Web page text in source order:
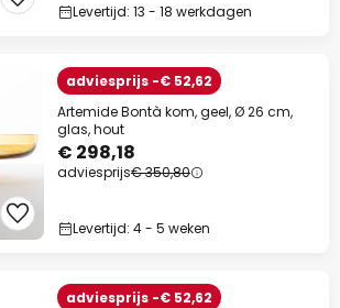
Levertijd: 13 - 18 werkdagen
adviesprijs -€ 52,62
Artemide Bontà kom, geel, Ø 26 cm,
glas, hout
€ 298,18
adviesprijs€ 350,80
Levertijd: 4 - 5 weken
adviesprijs -€ 52,62